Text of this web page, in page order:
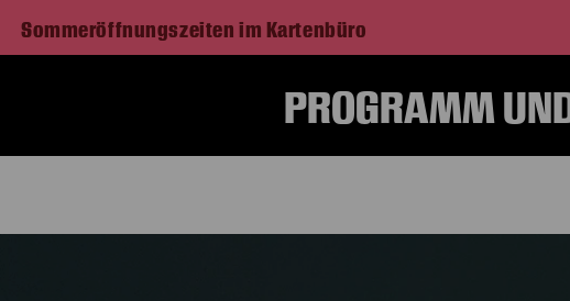
Sommeröffnungszeiten im Kartenbüro
PROGRAMM